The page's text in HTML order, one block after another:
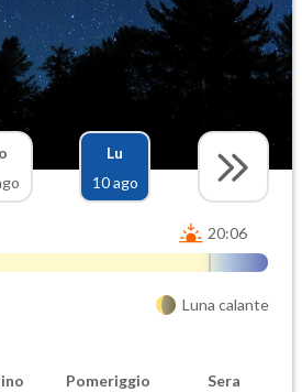
Lu
10 ago
20:06
Luna calante
Pomeriggio Sera